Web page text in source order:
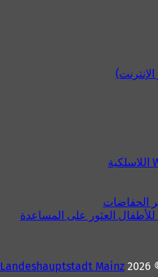
الحفاضات
العثور على المساعدة
©
Landeshauptstadt Mainz